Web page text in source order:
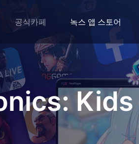
공식카페 녹스 앱 스토어
Kids